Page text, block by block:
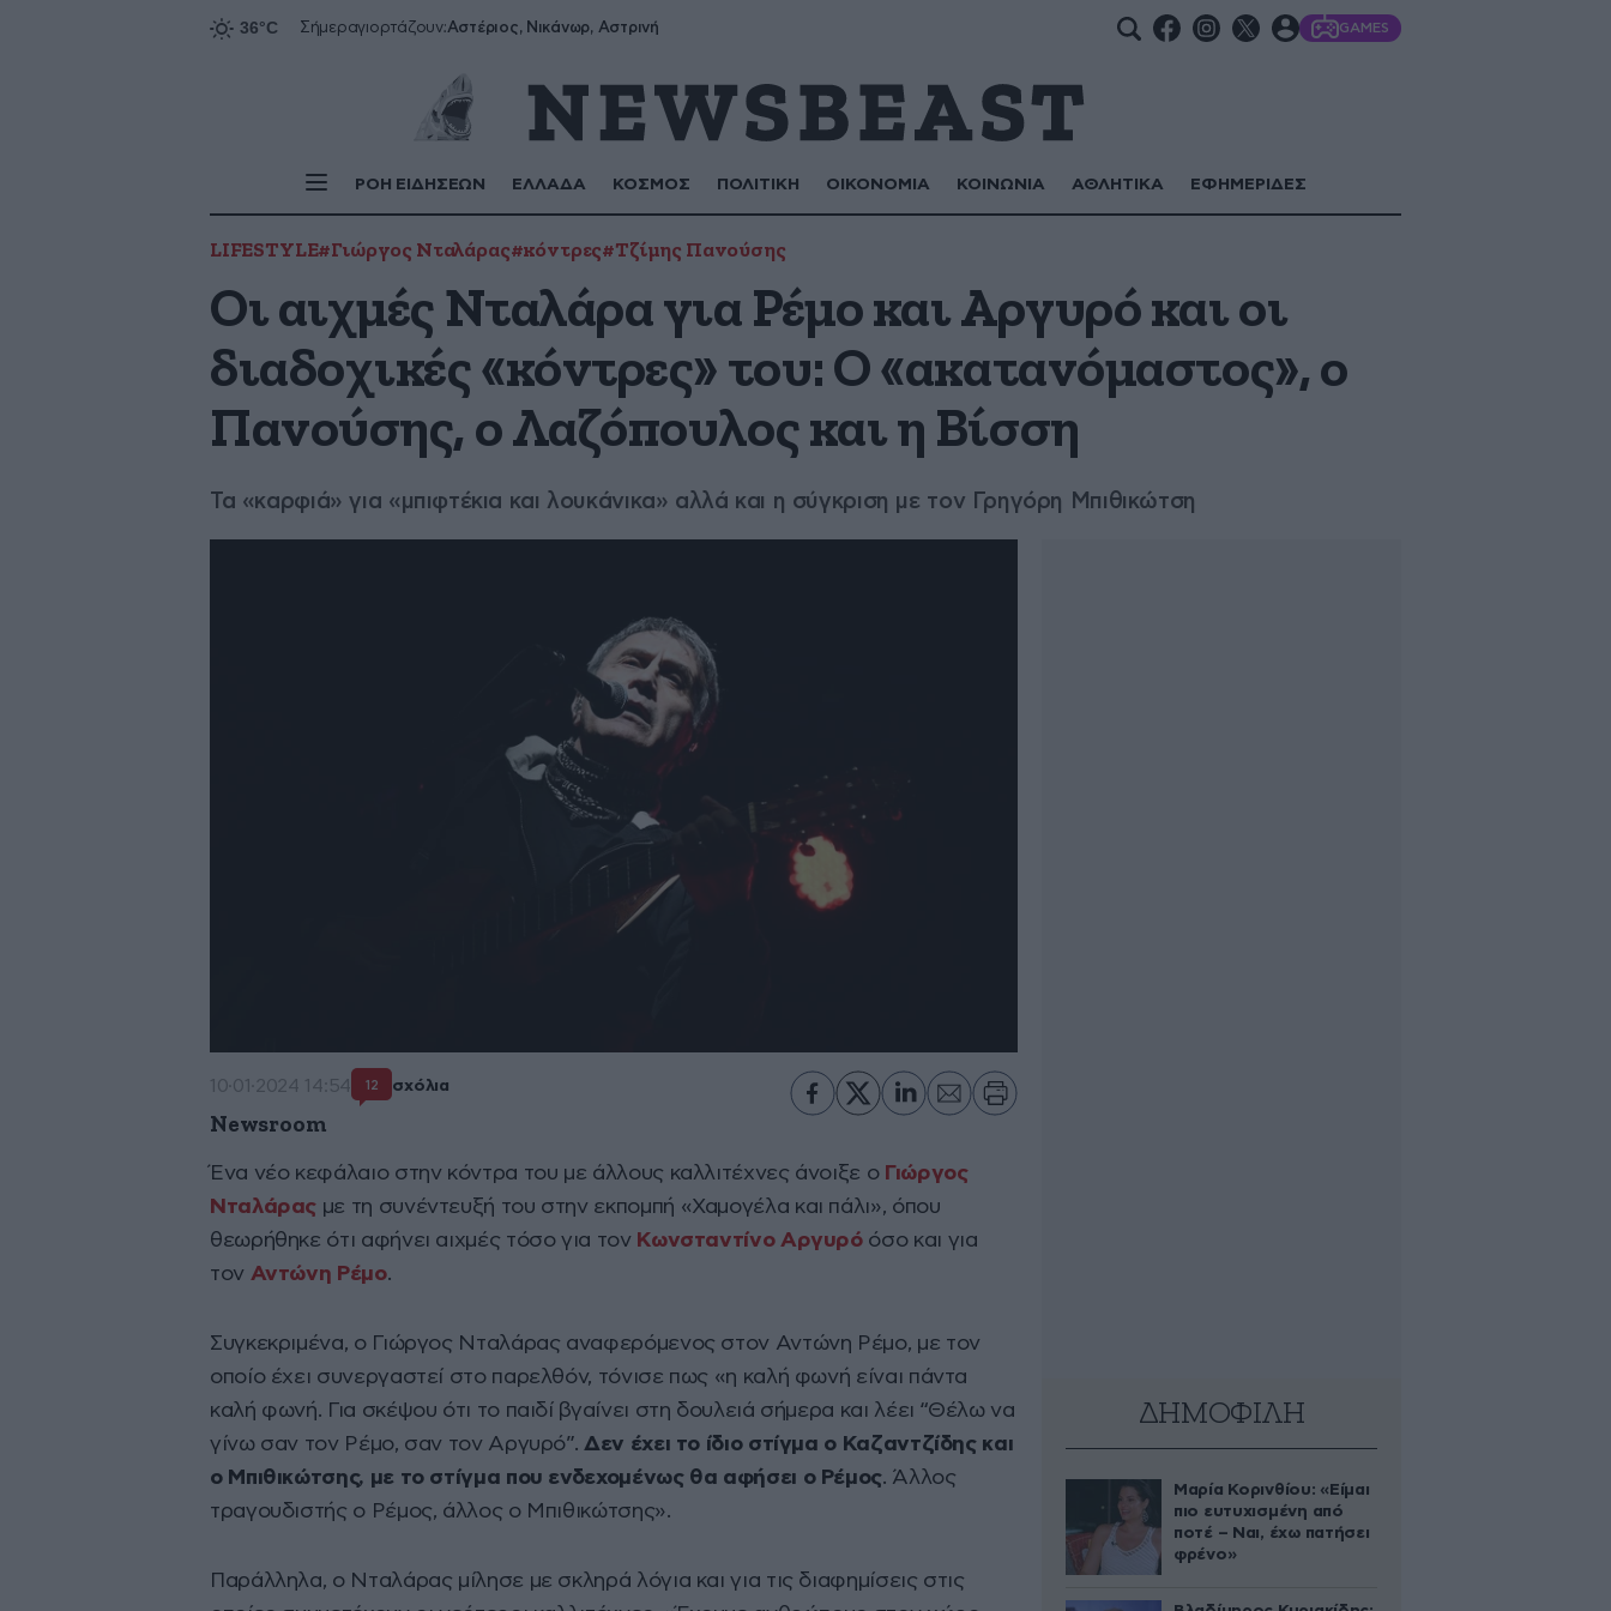
Σήμεραγιορτάζουν:Αστέριος, Νικάνωρ, Αστρινή GAMES
ΡΟΗ ΕΙΔΗΣΕΩΝ ΕΛΛΑΔΑ ΚΟΣΜΟΣ ΠΟΛΙΤΙΚΗ ΟΙΚΟΝΟΜΙΑ ΚΟΙΝΩΝΙΑ ΑΘΛΗΤΙΚΑ ΕΦΗΜΕΡΙΔΕΣ
LIFESTYLE#Γιώργος Νταλάρας#κόντρες#Τζίμης Πανούσης
Οι αιχμές Νταλάρα για Ρέμο και Αργυρό και οι
διαδοχικές «κόντρες» του: Ο «ακατανόμαστος», ο
Πανούσης, ο Λαζόπουλος και η Βίσση
Τα «καρφιά» για «μπιφτέκια και λουκάνικα» αλλά και η σύγκριση με τον Γρηγόρη Μπιθικώτση
10·01·2024 14:54 12 σχόλια
Newsroom
Ένα νέο κεφάλαιο στην κόντρα του με άλλους καλλιτέχνες άνοιξε ο Γιώργος
Νταλάρας με τη συνέντευξή του στην εκπομπή «Χαμογέλα και πάλι», όπου
θεωρήθηκε ότι αφήνει αιχμές τόσο για τον Κωνσταντίνο Αργυρόόσο και για
τον Αντώνη Ρέμο.
Συγκεκριμένα, ο Γιώργος Νταλάρας αναφερόμενος στον Αντώνη Ρέμο, με τον
οποίο έχει συνεργαστεί στο παρελθόν, τόνισε πως «η καλή φωνή είναι πάντα
καλή φωνή. Για σκέψου ότι το παιδί βγαίνει στη δουλειά σήμερα και λέει “Θέλω να
γίνω σαν τον Ρέμο, σαν τον Αργυρό”.Δεν έχει το ίδιο στίγμα ο Καζαντζίδης και
ο Μπιθικώτσης, με το στίγμα που ενδεχομένως θα αφήσει ο Ρέμος. Άλλος
τραγουδιστής ο Ρέμος, άλλος ο Μπιθικώτσης».
Παράλληλα, ο Νταλάρας μίλησε με σκληρά λόγια και για τις διαφημίσεις στις
ΔΗΜΟΦΙΛΗ
Μαρία Κορινθίου: «Είμαι
πιο ευτυχισμένη από
ποτέ – Ναι, έχω πατήσει
φρένο»